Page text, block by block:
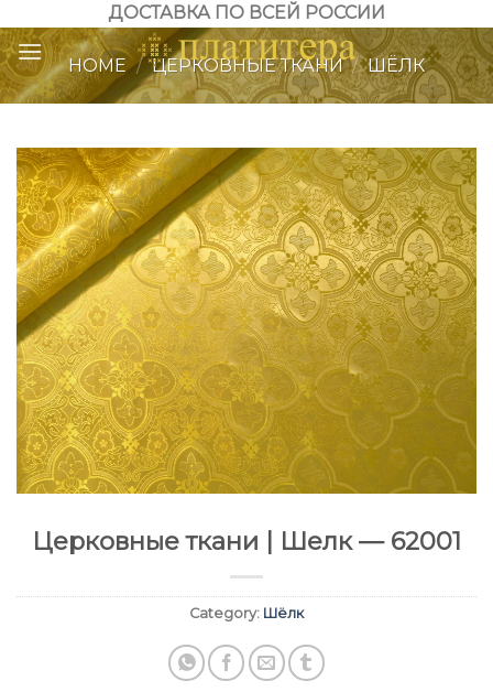
to
content
ДОСТАВКА ПО ВСЕЙ РОССИИ
HOME / ЦЕРКОВНЫЕ ТКАНИ / ШЁЛК
Церковные ткани | Шелк — 62001
Category: Шёлк